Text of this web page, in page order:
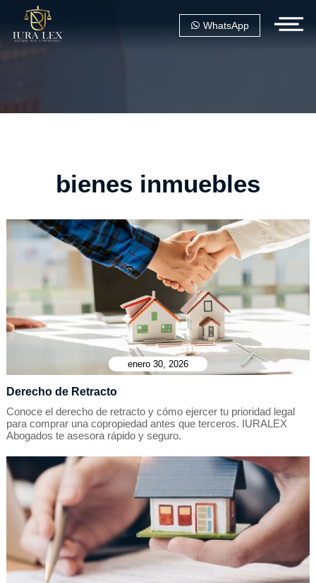
WhatsApp
bienes inmuebles
enero 30, 2026
Derecho de Retracto
Conoce el derecho de retracto y cómo ejercer tu prioridad legal
para comprar una copropiedad antes que terceros. IURALEX
Abogados te asesora rápido y seguro.